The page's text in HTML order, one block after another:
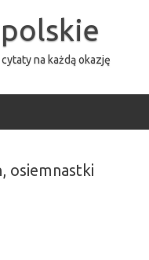
na każdą okazję
osiemnastki